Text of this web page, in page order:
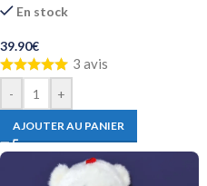
En stock
39.90€
3 avis
- +
AJOUTER AU PANIER